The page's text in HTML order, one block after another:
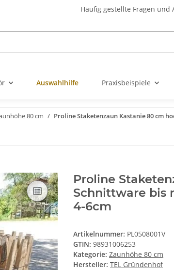
Häufig gestellte Fragen und
Auswahlhilfe Praxisbeispiele
80 cm Proline Staketenzaun Kastanie 80 cm
Proline
Schnittware bis
4-6cm
Artikelnummer: PL0508001V
GTIN: 98931006253
Kategorie: Zaunhöhe 80 cm
Hersteller: TEL Gründenhof